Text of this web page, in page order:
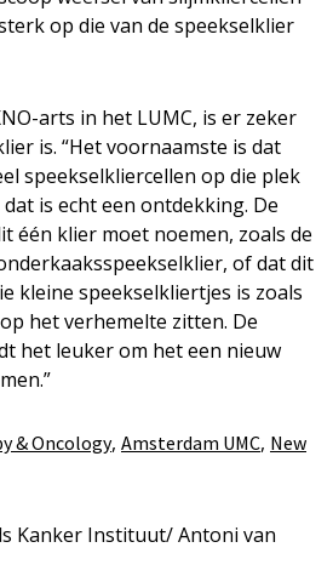
op die van de speekselklier
arts in het LUMC, is er zeker
is. “Het voornaamste is dat
speekselkliercellen op die plek
is echt een ontdekking. De
één klier moet noemen, zoals de
of dat dit
kleine speekselkliertjes is zoals
het verhemelte zitten. De
het leuker om het een nieuw
& Oncology, Amsterdam UMC, New
Kanker Instituut/ Antoni van